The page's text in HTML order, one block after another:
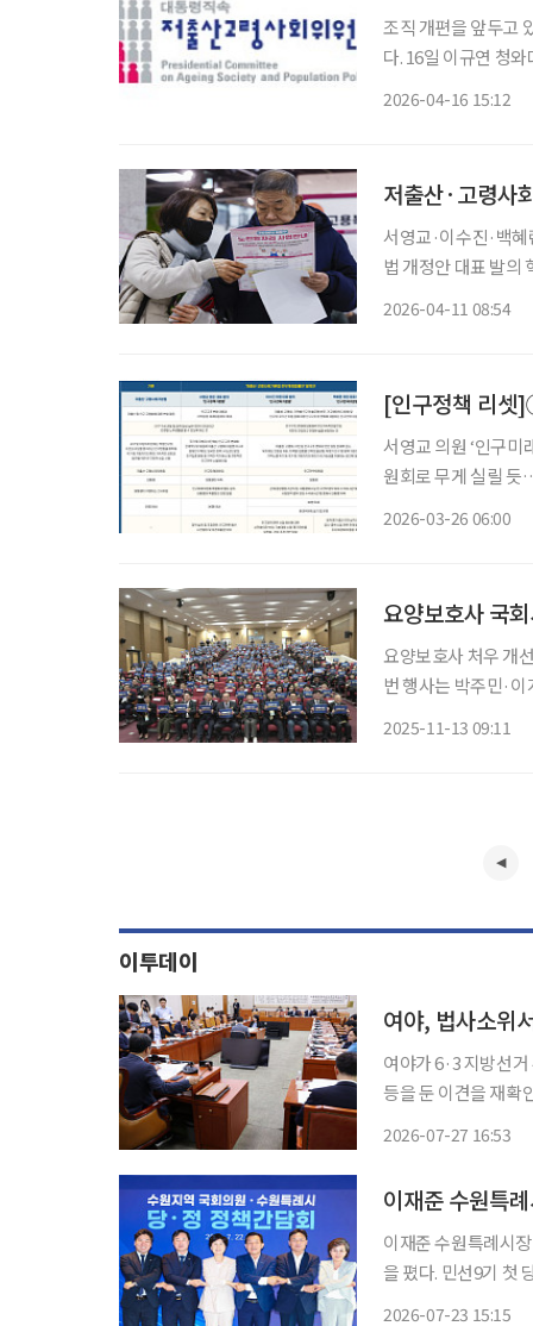
조직 개편을 앞두고
다. 16일 이규연 청와대 홍보소통수석은 브리핑을 열고 김 전 사장의 임명을 발표하면서 “김
2026-04-16 15:12
저출산·고령사
서영교·이수진·백혜
법 개정안 대표 발의
2026-04-11 08:54
서영교 의원 ‘인구미
원회로 무게 실릴 듯
2026-03-26 06:00
요양보호사 국
요양보호사 처우 개
번 행사는 박주민·
2025-11-13 09:11
이투데이
여야, 법사소위
여야가 6·3 지방선
등을 둔 이견을 재확인하고 추가
2026-07-27 16:53
이재준 수원특례시
을 폈다. 민선9기 첫 당·정 정책간담회에서 이 시장은 경기국제공항 건설부터 경제자유구역
2026-07-23 15:15